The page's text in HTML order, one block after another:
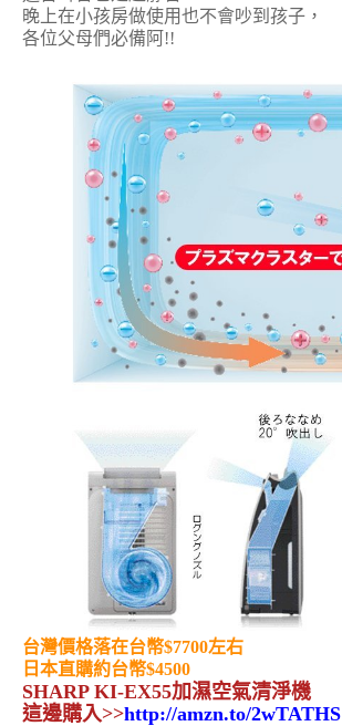
晚上在小孩房做使用也不會吵到孩子，
各位父母們必備阿!!
台灣價格落在台幣$7700左右
日本直購約台幣$4500
SHARP KI-EX55加濕空氣清淨機
這邊購入>>http://amzn.to/2wTATHS